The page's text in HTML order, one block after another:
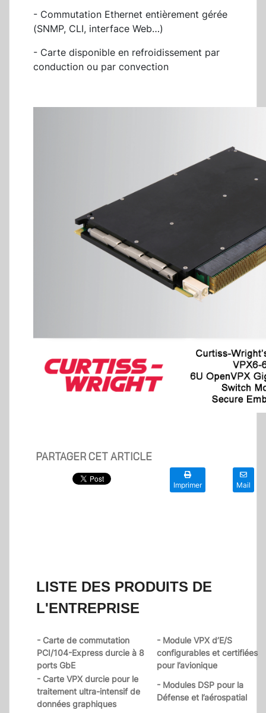
- Commutation Ethernet entièrement gérée
(SNMP, CLI, interface Web…)
- Carte disponible en refroidissement par
conduction ou par convection
PARTAGER CET ARTICLE
Imprimer Mail
LISTE DES PRODUITS DE
L'ENTREPRISE
- Carte de commutation
PCI/104-Express durcie à 8
ports GbE
- Module VPX d’E/S
configurables et certifiées
pour l’avionique
- Carte VPX durcie pour le
traitement ultra-intensif de
données graphiques
- Modules DSP pour la
Défense et l’aérospatial